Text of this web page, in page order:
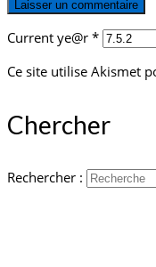
Current ye@r *
Ce site utilise Akismet
Chercher
Rechercher :